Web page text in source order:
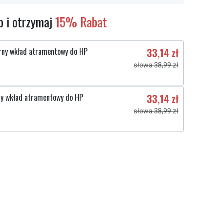
i otrzymaj15% Rabat
wkład atramentowy do HP 33,14 zł
słowa 38,99 zł
wkład atramentowy do HP 33,14 zł
słowa 38,99 zł